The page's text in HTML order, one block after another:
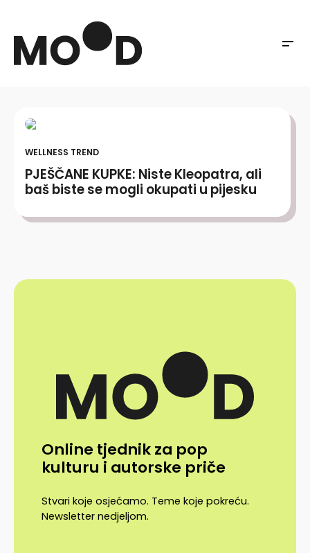
WELLNESS TREND
PJEŠČANE KUPKE: Niste Kleopatra, ali
baš biste se mogli okupati u pijesku
Online tjednik za pop
kulturu i autorske priče
Stvari koje osjećamo. Teme koje pokreću.
Newsletter nedjeljom.